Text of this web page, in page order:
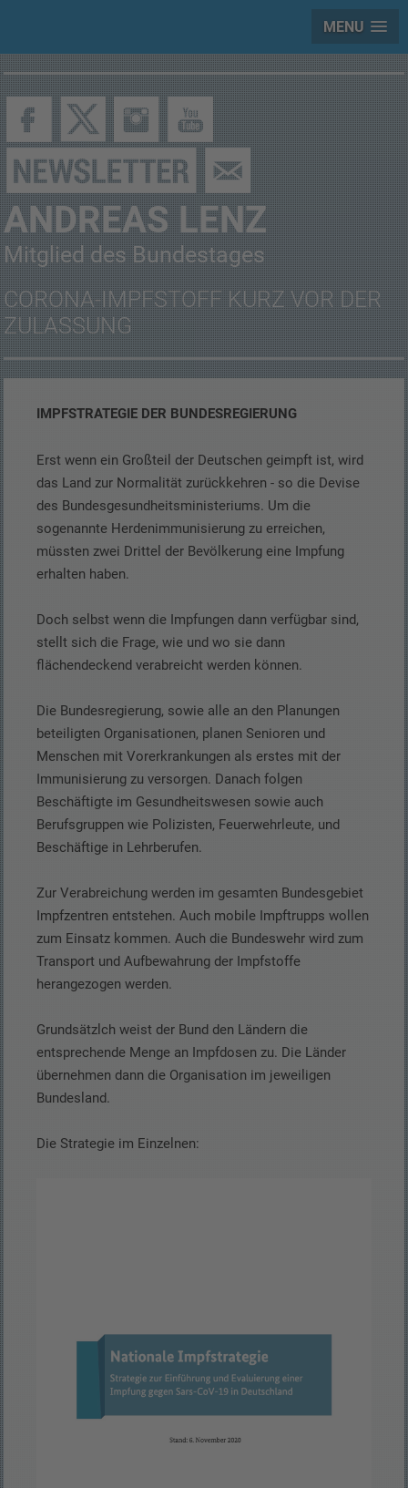
MENU
ANDREAS LENZ
Mitglied des Bundestages
CORONA-IMPFSTOFF KURZ VOR DER
ZULASSUNG
IMPFSTRATEGIE DER BUNDESREGIERUNG
Erst wenn ein Großteil der Deutschen geimpft ist, wird
das Land zur Normalität zurückkehren - so die Devise
des Bundesgesundheitsministeriums. Um die
sogenannte Herdenimmunisierung zu erreichen,
müssten zwei Drittel der Bevölkerung eine Impfung
erhalten haben.
Doch selbst wenn die Impfungen dann verfügbar sind,
stellt sich die Frage, wie und wo sie dann
flächendeckend verabreicht werden können.
Die Bundesregierung, sowie alle an den Planungen
beteiligten Organisationen, planen Senioren und
Menschen mit Vorerkrankungen als erstes mit der
Immunisierung zu versorgen. Danach folgen
Beschäftigte im Gesundheitswesen sowie auch
Berufsgruppen wie Polizisten, Feuerwehrleute, und
Beschäftige in Lehrberufen.
Zur Verabreichung werden im gesamten Bundesgebiet
Impfzentren entstehen. Auch mobile Impftrupps wollen
zum Einsatz kommen. Auch die Bundeswehr wird zum
Transport und Aufbewahrung der Impfstoffe
herangezogen werden.
Grundsätzlch weist der Bund den Ländern die
entsprechende Menge an Impfdosen zu. Die Länder
übernehmen dann die Organisation im jeweiligen
Bundesland.
Die Strategie im Einzelnen: